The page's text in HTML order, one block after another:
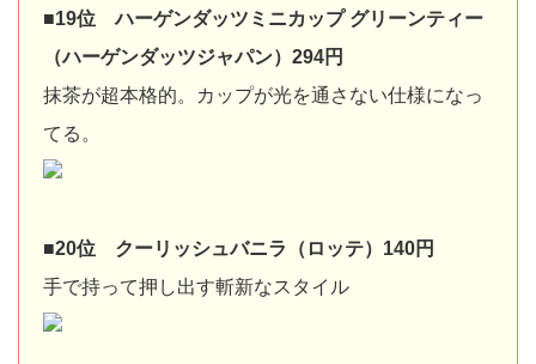
■19位 ハーゲンダッツミニカップ グリーンティー
（ハーゲンダッツジャパン）294円
抹茶が超本格的。カップが光を通さない仕様になっ
てる。
■20位 クーリッシュバニラ（ロッテ）140円
手で持って押し出す斬新なスタイル